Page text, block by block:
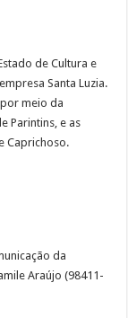
de Cultura e
Santa Luzia.
meio da
Parintins, e as
Caprichoso.
da
Araújo (98411-